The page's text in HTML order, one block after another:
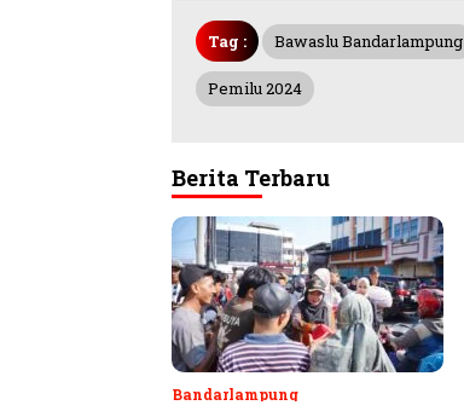
Tag : Bawaslu Bandarlampung
Pemilu 2024
Berita Terbaru
Bandarlampung